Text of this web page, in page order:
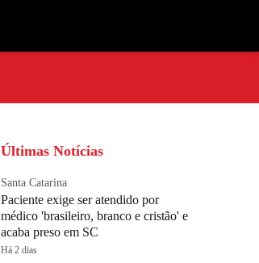
Últimas Notícias
Santa Catarina
Paciente exige ser atendido por
médico 'brasileiro, branco e cristão' e
acaba preso em SC
Há 2 dias